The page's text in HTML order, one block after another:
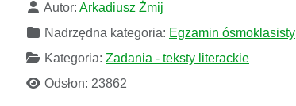
Autor: Arkadiusz Żmij
Nadrzędna kategoria: Egzamin ósmoklasisty
Kategoria: Zadania - teksty literackie
Odsłon: 23862